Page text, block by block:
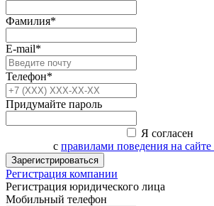
Фамилия*
E-mail*
Телефон*
Придумайте пароль
Я согласен
с правилами поведения на
Зарегистрироваться
Регистрация компании
Регистрация юридического лица
Мобильный телефон